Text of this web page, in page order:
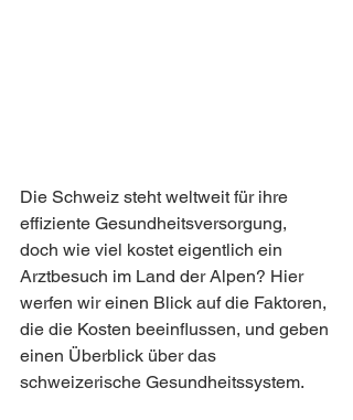
Die Schweiz steht weltweit für ihre
effiziente Gesundheitsversorgung,
doch wie viel kostet eigentlich ein
Arztbesuch im Land der Alpen? Hier
werfen wir einen Blick auf die Faktoren,
die die Kosten beeinflussen, und geben
einen Überblick über das
schweizerische Gesundheitssystem.